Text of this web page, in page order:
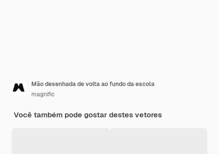
Mão desenhada de volta ao fundo da escola
magnific
Você também pode gostar destes vetores